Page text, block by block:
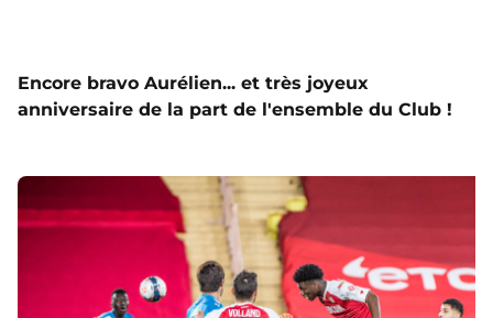
Encore bravo Aurélien... et très joyeux
anniversaire de la part de l'ensemble du Club !